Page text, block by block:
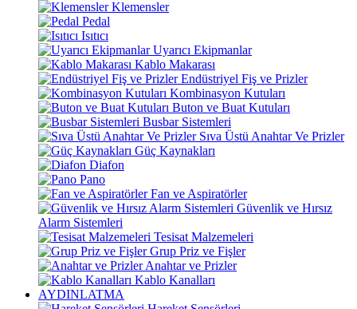
Klemensler
Pedal
Isıtıcı
Uyarıcı Ekipmanlar
Kablo Makarası
Endüstriyel Fiş ve Prizler
Kombinasyon Kutuları
Buton ve Buat Kutuları
Busbar Sistemleri
Sıva Üstü Anahtar Ve Prizler
Güç Kaynakları
Diafon
Pano
Fan ve Aspiratörler
Güvenlik ve Hırsız
Alarm Sistemleri
Tesisat Malzemeleri
Grup Priz ve Fişler
Anahtar ve Prizler
Kablo Kanalları
AYDINLATMA